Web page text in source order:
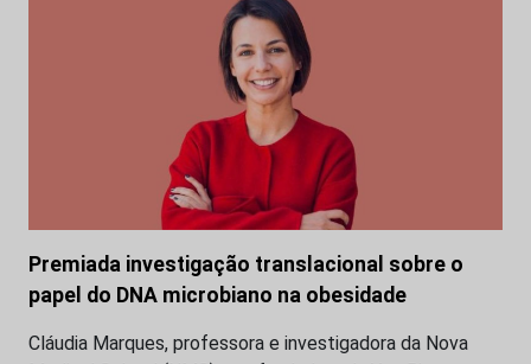
Premiada investigação translacional sobre o
papel do DNA microbiano na obesidade
Cláudia Marques, professora e investigadora da Nova